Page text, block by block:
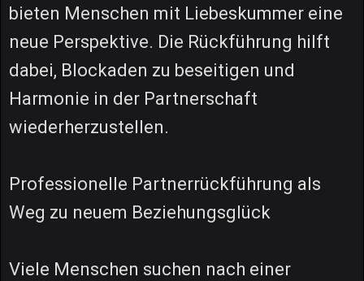
bieten Menschen mit Liebeskummer eine
neue Perspektive. Die Rückführung hilft
dabei, Blockaden zu beseitigen und
Harmonie in der Partnerschaft
wiederherzustellen.
Professionelle Partnerrückführung als
Weg zu neuem Beziehungsglück
Viele Menschen suchen nach einer